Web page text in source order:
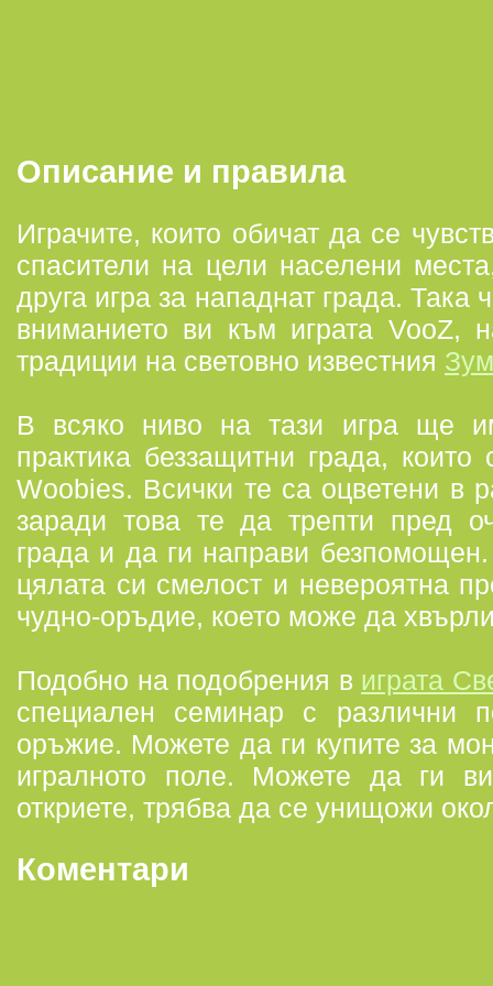
Описание и правила
Играчите, които обичат да се
спасители на цели населени
друга игра за нападнат града.
вниманието ви към играта VooZ,
традиции на световно известния
В всяко ниво на тази игра ще
практика беззащитни града,
Woobies. Всички те са оцветени в
заради това те да трепти пред
града и да ги направи
цялата си смелост и невероятна
чудно-оръдие, което може да
Подобно на подобрения в играта
специален семинар с различни
оръжие. Можете да ги купите за
игралното поле. Можете да ги
откриете, трябва да се унищожи
Коментари